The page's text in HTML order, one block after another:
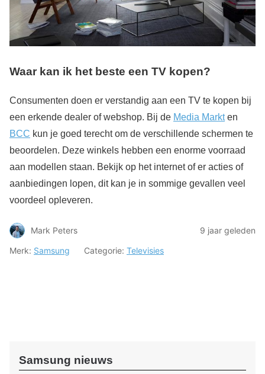
Waar kan ik het beste een TV kopen?
Consumenten doen er verstandig aan een TV te kopen bij
een erkende dealer of webshop. Bij de Media Markten
BCC kun je goed terecht om de verschillende schermen te
beoordelen. Deze winkels hebben een enorme voorraad
aan modellen staan. Bekijk op het internet of er acties of
aanbiedingen lopen, dit kan je in sommige gevallen veel
voordeel opleveren.
Mark Peters
9 jaar geleden
Merk: Samsung Categorie: Televisies
Samsung nieuws